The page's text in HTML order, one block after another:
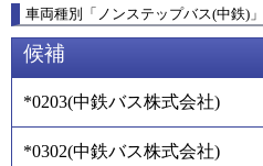
車両種別 「 ノンステップバス(中鉄) 」
候補
*0203(中鉄バス株式会社)
*0302(中鉄バス株式会社)